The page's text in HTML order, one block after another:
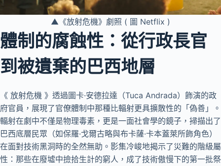
▲《放射危機》劇照 ( 圖 Netflix )
體制的腐蝕性：從行政長官
到被遺棄的巴西地層
《 放射危機 》透過圖卡·安德拉達（Tuca Andrada）飾演的政
府官員，展現了官僚體制中那種比輻射更具擴散性的「偽善」。
輻射在劇中不僅是物理毒素，更是一面社會學的鏡子，掃描出了
巴西底層民眾（如保羅·戈爾古略與布卡薩·卡本蓋萊所飾角色）
在面對技術黑洞時的全然無助。影集冷峻地揭示了災難的階級屬
性：那些在廢墟中撿拾生計的窮人，成了技術傲慢下的第一批祭